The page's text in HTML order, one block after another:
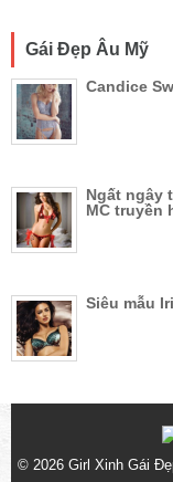
Gái Đẹp Âu Mỹ
Candice
Ngất ngây
MC truyền
Siêu mẫu
© 2026 Girl Xinh Gái